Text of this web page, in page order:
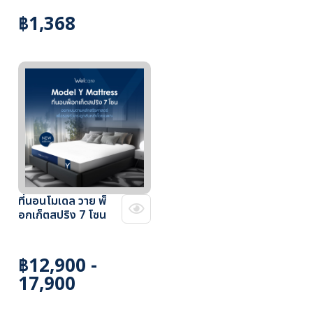
฿1,368
ที่นอนโมเดล วาย พ็
อกเก็ตสปริง 7 โซน
฿12,900 -
17,900